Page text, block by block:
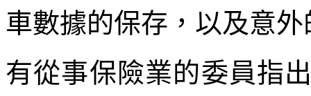
車數據的保存，以及意
有從事保險業的委員指